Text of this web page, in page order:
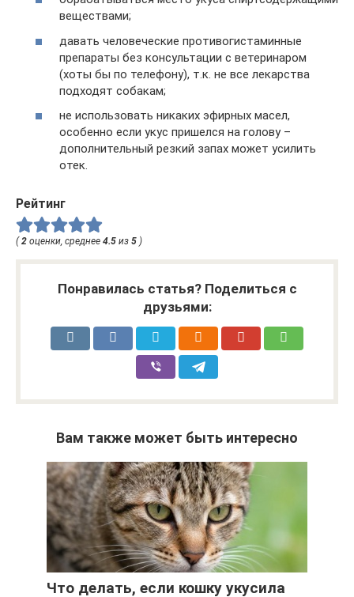
веществами;
давать человеческие противогистаминные
препараты без консультации с ветеринаром
(хоты бы по телефону), т.к. не все лекарства
подходят собакам;
не использовать никаких эфирных масел,
особенно если укус пришелся на голову –
дополнительный резкий запах может усилить
отек.
Рейтинг
( 2 оценки, среднее 4.5 из 5 )
Понравилась статья? Поделиться с
друзьями:
Вам также может быть интересно
Что делать, если кошку укусила